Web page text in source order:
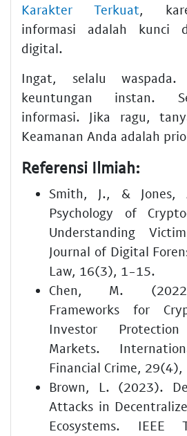
Karakter Terkuat,
informasi adalah kunci
digital.
Ingat, selalu waspada.
keuntungan instan.
informasi. Jika ragu,
Keamanan Anda adalah
Referensi Ilmiah:
Smith, J., & Jones,
Psychology of
Understanding
Journal of Digital
Law, 16(3), 1-15.
Chen, M.
Frameworks for
Investor
Markets.
Financial Crime,
Brown, L. (2023).
Attacks in
Ecosystems. IEEE